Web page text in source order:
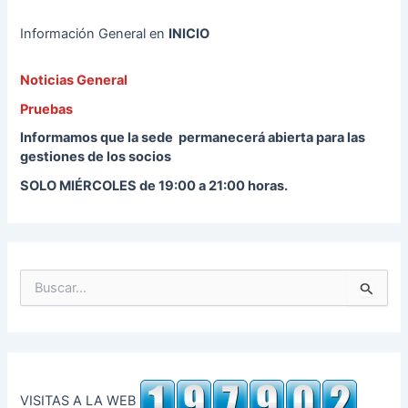
Información General en INICIO
Noticias General
Pruebas
Informamos que la sede permanecerá abierta para las
gestiones de los socios
SOLO MIÉRCOLES de 19:00 a 21:00 horas.
u
p
VISITAS A LA WEB